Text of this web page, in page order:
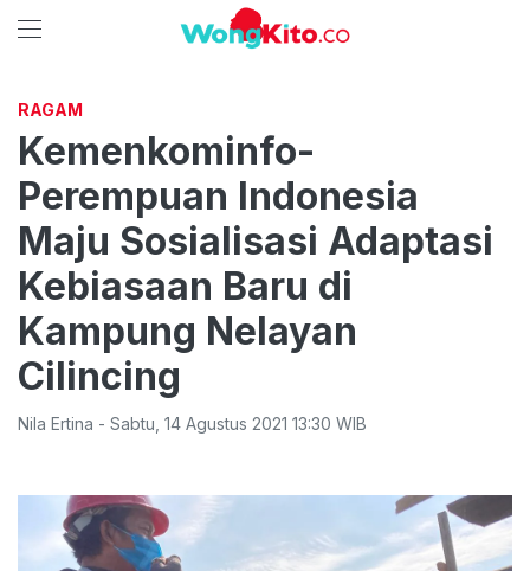
RAGAM
Kemenkominfo-
Perempuan Indonesia
Maju Sosialisasi Adaptasi
Kebiasaan Baru di
Kampung Nelayan
Cilincing
Nila Ertina - Sabtu 14 Agustus 2021 13:30 WIB